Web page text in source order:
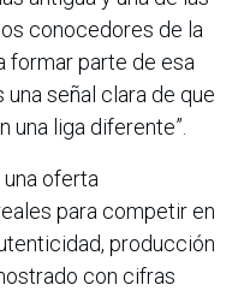
conocedores de la
formar parte de esa
una señal clara de que
una liga diferente”.
una oferta
para competir en
producción
con cifras